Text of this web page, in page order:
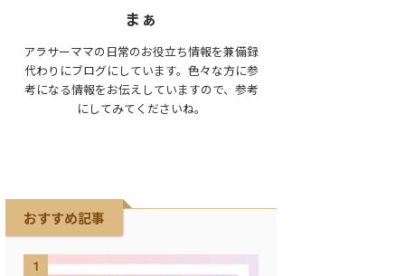
まぁ
アラサーママの日常のお役立ち情報を兼備録
代わりにブログにしています。色々な方に参
考になる情報をお伝えしていますので、参考
にしてみてくださいね。
おすすめ記事
1